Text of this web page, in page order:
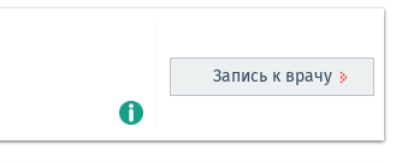
Запись к врачу